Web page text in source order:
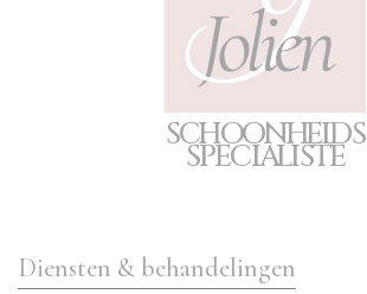
SCHOONHEIDS
SPECIALISTE
Diensten & behandelingen